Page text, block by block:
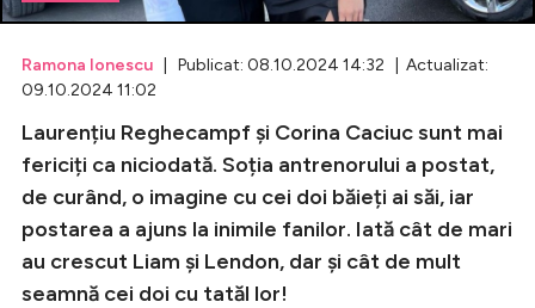
Intră în cont
Creează cont
Ramona Ionescu | Publicat: 08.10.2024 14:32 | Actualizat:
09.10.2024 11:02
Laurențiu Reghecampf și Corina Caciuc sunt mai
fericiți ca niciodată. Soția antrenorului a postat,
de curând, o imagine cu cei doi băieți ai săi, iar
postarea a ajuns la inimile fanilor. Iată cât de mari
au crescut Liam și Lendon, dar și cât de mult
seamnă cei doi cu tatăl lor!